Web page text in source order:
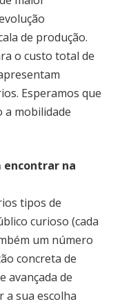
de produção.
o custo total de
Esperamos que
a mobilidade
encontrar na
tipos de
curioso (cada
um número
concreta de
avançada de
a sua escolha